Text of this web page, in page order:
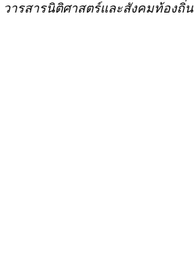
วารสารนิติศาสตร์และสังคมท้องถิ่น